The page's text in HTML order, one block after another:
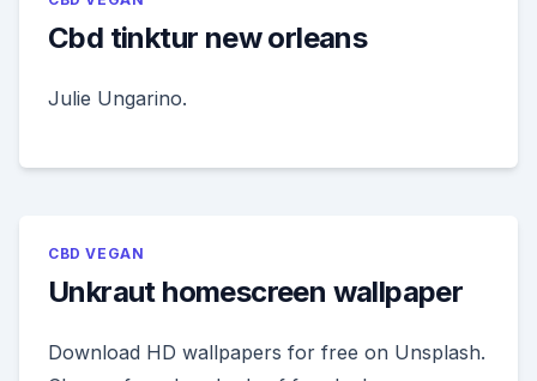
Cbd tinktur new orleans
Julie Ungarino.
CBD VEGAN
Unkraut homescreen wallpaper
Download HD wallpapers for free on Unsplash.